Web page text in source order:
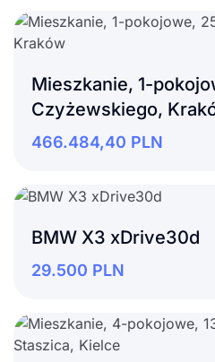
Mieszkanie, 1-
Czyżewskiego,
466.484,40 PLN
BMW X3 xDrive30d
29.500 PLN